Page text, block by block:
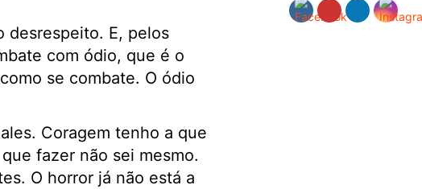
desrespeito. E, pelos
com ódio, que é o
se combate. O ódio
Coragem tenho a que
fazer não sei mesmo.
O horror já não está a